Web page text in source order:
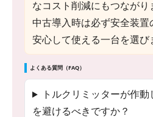
なコスト削減にもつながり
中古導入時は必ず安全装置
安心して使える一台を選び
よくある質問（FAQ）
トルクリミッターが作
を避けるべきですか？